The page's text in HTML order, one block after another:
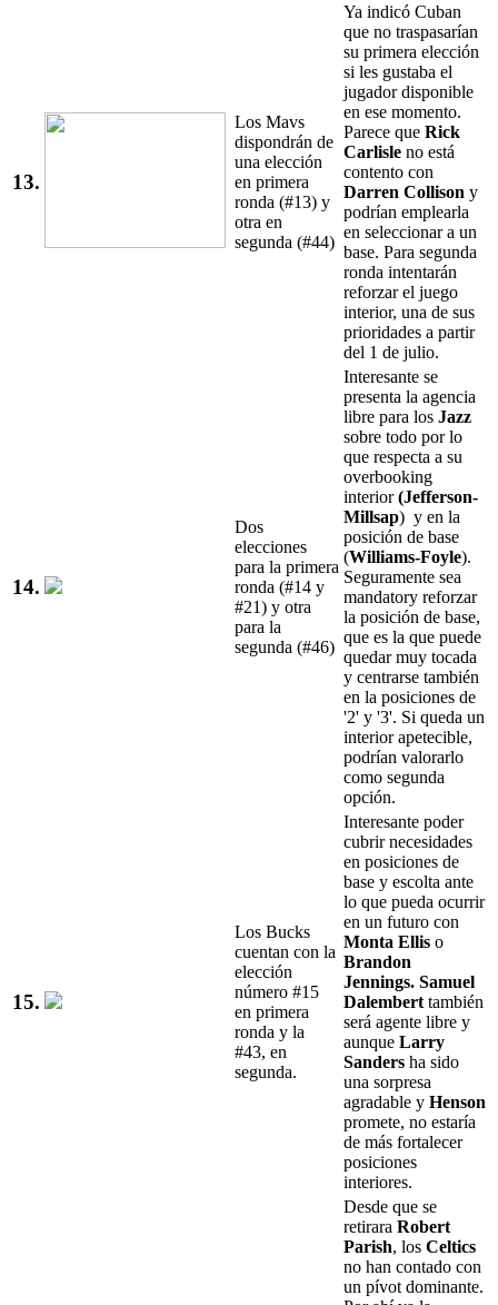
13.
Los Mavs
dispondrán de
una elección
en primera
ronda (#13) y
otra en
segunda (#44)
Ya indicó Cuban
que no traspasarían
su primera elección
si les gustaba el
jugador disponible
en ese momento.
Parece que Rick
Carlisle no está
contento con
Darren Collison y
podrían emplearla
en seleccionar a un
base. Para segunda
ronda intentarán
reforzar el juego
interior, una de sus
prioridades a partir
del 1 de julio.
14.
Dos
elecciones
para la primera
ronda (#14 y
#21) y otra
para la
segunda (#46)
Interesante se
presenta la agencia
libre para los Jazz
sobre todo por lo
que respecta a su
overbooking
interior(Jefferson-
Millsap) y en la
posición de base
(Williams-Foyle).
Seguramente sea
mandatory reforzar
la posición de base,
que es la que puede
quedar muy tocada
y centrarse también
en la posiciones de
'2' y '3'. Si queda un
interior apetecible,
podrían valorarlo
como segunda
opción.
15.
Los Bucks
cuentan con la
elección
número #15
en primera
ronda y la
#43, en
segunda.
Interesante poder
cubrir necesidades
en posiciones de
base y escolta ante
lo que pueda ocurrir
en un futuro con
Monta Ellis o
Brandon
Jennings. Samuel
Dalembert también
será agente libre y
aunque Larry
Sanders ha sido
una sorpresa
agradable y Henson
promete, no estaría
de más fortalecer
posiciones
interiores.
Desde que se
retirara Robert
Parish, los Celtics
no han contado con
un pívot dominante.